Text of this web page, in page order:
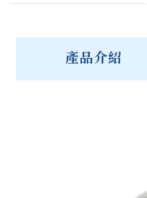
產品介紹